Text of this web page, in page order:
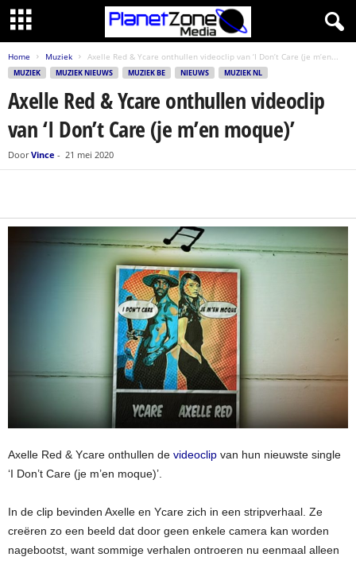
Home Muziek Axelle Red & Ycare onthullen videoclip van ‘I Don’t Care (je m’en...
MUZIEK MUZIEK NIEUWS MUZIEK BE NIEUWS MUZIEK NL
Axelle Red & Ycare onthullen videoclip
van ‘I Don’t Care (je m’en moque)’
Door Vince - 21 mei 2020
Axelle Red & Ycare onthullen de videoclip van hun nieuwste single
‘I Don’t Care (je m’en moque)’.
In de clip bevinden Axelle en Ycare zich in een stripverhaal. Ze
creëren zo een beeld dat door geen enkele camera kan worden
nagebootst, want sommige verhalen ontroeren nu eenmaal alleen